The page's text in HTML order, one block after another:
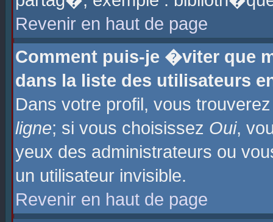
Revenir en haut de page
Comment puis-je �viter que
dans la liste des utilisateurs
Dans votre profil, vous
ligne; si vous choisissez Oui,
yeux des administrateurs ou
un utilisateur invisible.
Revenir en haut de page